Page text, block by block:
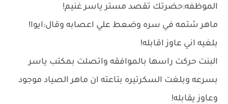
الموظفه:حضرتك تقصد مستر ياسر غنيم!
ماهر شتمه في سره وضعط علي اعصابه وقال:ايوا!
بلغيه اني عاوز اقابله!
البنت حركت راسها بالموافقه واتصلت بمكتب ياسر
بسرعه وبلغت السكرتيره بتاعته ان ماهر الصياد موجود
وعاوز يقابله!